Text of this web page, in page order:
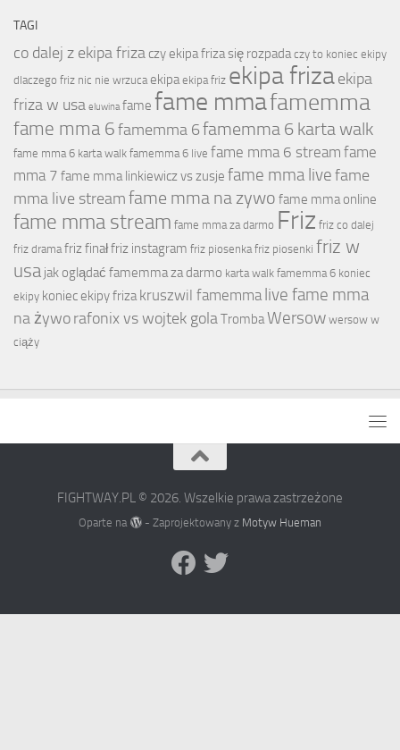
TAGI
co dalej z ekipa friza czy ekipa friza się rozpada czy to koniec ekipy
dlaczego friz nic nie wrzuca ekipa ekipa friz ekipa frizaekipa
friza w usa eluwina fame fame mmafamemma
fame mma 6famemma 6famemma 6 karta walk
fame mma 6 karta walk famemma 6 live fame mma 6 stream fame
mma 7 fame mma linkiewicz vs zusje fame mma livefame
mma live streamfame mma na zywo fame mma online
fame mma stream fame mma za darmo Friz friz co dalej
friz drama friz finałfriz instagram friz piosenka friz piosenki friz w
usa jak oglądać famemma za darmo karta walk famemma 6 koniec
ekipy koniec ekipy friza kruszwil famemma live fame mma
na żyworafonix vs wojtek golaTrombaWersow wersow w
ciąży
FIGHTWAY.PL © 2026. Wszelkie prawa zastrzeżone
Oparte na - Zaprojektowany z Motyw Hueman